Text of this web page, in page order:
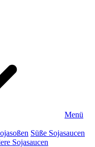
Menü
Süße Sojasaucen
Sojasaucen